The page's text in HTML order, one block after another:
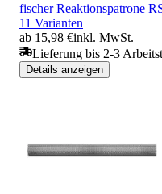
fischer Reaktionspatrone
11 Varianten
ab 15,98 €inkl. MwSt.
Lieferung bis 2-3
Details anzeigen